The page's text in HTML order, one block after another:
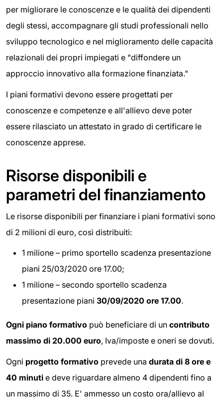
per migliorare le conoscenze e le qualità dei dipendenti
degli stessi, accompagnare gli studi professionali nello
sviluppo tecnologico e nel miglioramento delle capacità
relazionali dei propri impiegati e "diffondere un
approccio innovativo alla formazione finanziata."
I piani formativi devono essere progettati per
conoscenze e competenze e all'allievo deve poter
essere rilasciato un attestato in grado di certificare le
conoscenze apprese.
Risorse disponibili e
parametri del finanziamento
Le risorse disponibili per finanziare i piani formativi sono
di 2 milioni di euro, così distribuiti:
1 milione – primo sportello scadenza presentazione
piani 25/03/2020 ore 17.00;
1 milione – secondo sportello scadenza
presentazione piani 30/09/2020 ore 17.00.
Ogni piano formativo può beneficiare di un contributo
massimo di 20.000 euro, Iva/imposte e oneri se dovuti.
Ogni progetto formativo prevede una durata di 8 ore e
40 minuti e deve riguardare almeno 4 dipendenti fino a
un massimo di 35. E' ammesso un costo ora/allievo al